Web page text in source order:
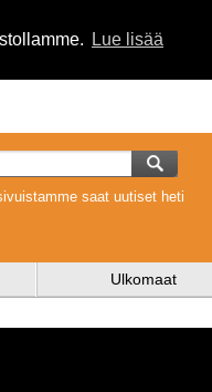
Lue lisää
saat uutiset heti
Ulkomaat